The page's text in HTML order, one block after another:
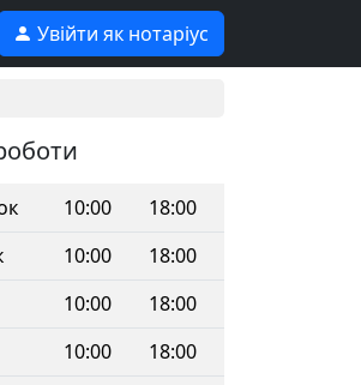
Увійти як нотаріус
10:00
18:00
10:00
18:00
10:00
18:00
10:00
18:00